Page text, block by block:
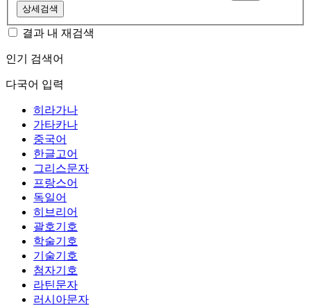
상세검색
결과 내 재검색
인기 검색어
다국어 입력
히라가나
가타카나
중국어
한글고어
그리스문자
프랑스어
독일어
히브리어
괄호기호
학술기호
기술기호
첨자기호
라틴문자
러시아문자